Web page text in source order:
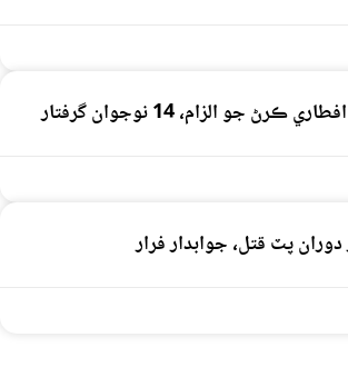
جو الزام، 14 نوجوان گرفتار
پٽ قتل، جوابدار فرار